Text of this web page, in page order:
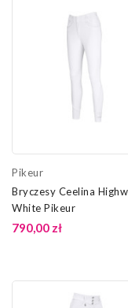
Pikeur
Bryczesy Ceelina
White Pikeur
790,00 zł